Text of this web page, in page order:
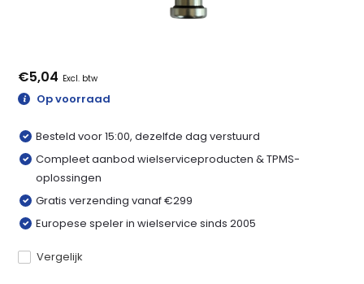
€5,04 Excl. btw
Op voorraad
Besteld voor 15:00, dezelfde dag verstuurd
Compleet aanbod wielserviceproducten & TPMS-
oplossingen
Gratis verzending vanaf €299
Europese speler in wielservice sinds 2005
Vergelijk